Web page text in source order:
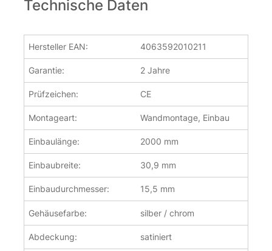
Technische Daten
Hersteller EAN: 4063592010211
Garantie: 2 Jahre
Prüfzeichen: CE
Montageart: Wandmontage, Einbau
Einbaulänge: 2000 mm
Einbaubreite: 30,9 mm
Einbaudurchmesser: 15,5 mm
Gehäusefarbe: silber / chrom
Abdeckung: satiniert